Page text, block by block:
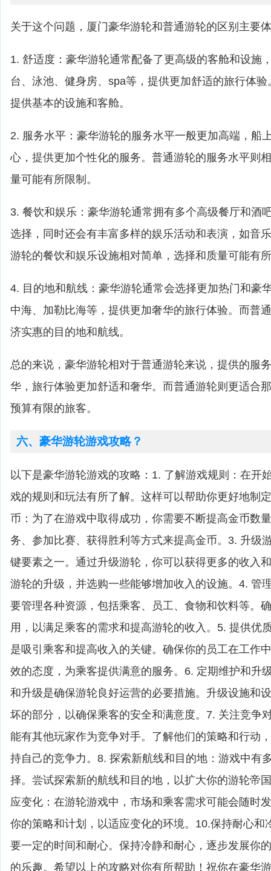
关于这个问题，厦门豪华游轮和普通游轮的区别主要
1. 舒适度：豪华游轮通常配备了更高级的客舱和设施
台、泳池、健身房、spa等，提供更加舒适的旅行体
提供基本的设施和客舱。
2. 服务水平：豪华游轮的服务水平一般更加高端，船
心，提供更加个性化的服务。普通游轮的服务水平则
量可能有所限制。
3. 餐饮和娱乐：豪华游轮通常拥有多个高级餐厅和酒
选择，同时还会有丰富多样的娱乐活动和表演，如音
游轮的餐饮和娱乐设施相对简单，选择和质量可能有
4. 目的地和航线：豪华游轮通常会选择更加热门和豪
中海、加勒比海等，提供更加奢华的旅行体验。而普
济实惠的目的地和航线。
总的来说，豪华游轮相对于普通游轮来说，提供的服
华，旅行体验更加舒适和奢华。而普通游轮则更适合
预算有限的旅客。
六、豪华游轮游戏攻略？
以下是豪华游轮游戏的攻略：1. 了解游戏规则：在开
戏的规则和玩法有所了解。这样可以帮助你更好地制
币：为了在游戏中取得成功，你需要不断提高金币数
务、参加比赛、获得胜利等方式来提高金币。3. 升级
键要素之一。通过升级游轮，你可以获得更多的收入
游轮的升级，并选购一些能够增加收入的设施。4. 管
要管理各种资源，包括乘客、员工、食物和饮料等。
用，以满足乘客的需求和提高游轮的收入。5. 提供优
是吸引乘客和提高收入的关键。确保你的员工在工作
效的态度，为乘客提供满意的服务。6. 定期维护和升
和升级是确保游轮良好运营的必要措施。升级设施和
坏的部分，以确保乘客的安全和满意度。7. 关注竞争
能有其他玩家作为竞争对手。了解他们的策略和行动
持自己的竞争力。8. 探索新航线和目的地：游戏中有
择。尝试探索新的航线和目的地，以扩大你的游轮帝
应变化：在游轮游戏中，市场和乘客需求可能会随时
你的策略和计划，以适应变化的环境。10.保持耐心和
要一定的时间和耐心。保持冷静和耐心，逐步发展你
的乐趣。希望以上的攻略对你有所帮助！祝你在豪华